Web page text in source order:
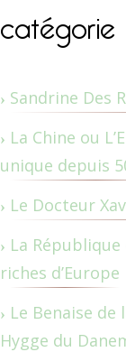
catégorie
Sandrine Des
La Chine ou
unique depuis
Le Docteur
La République
riches d’Europe
Le Benaise
Hygge du